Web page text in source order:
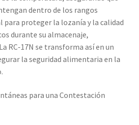
dentro de los rangos
para proteger la lozanía y la calidad
durante su almacenaje,
RC-17N se transforma así en un
la seguridad alimentaria en la
para una Contestación